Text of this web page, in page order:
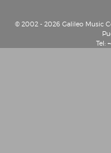
© 2002 - 2026 Galileo Music
Tel: